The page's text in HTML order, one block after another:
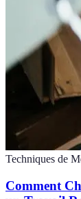
Techniques de
Comment